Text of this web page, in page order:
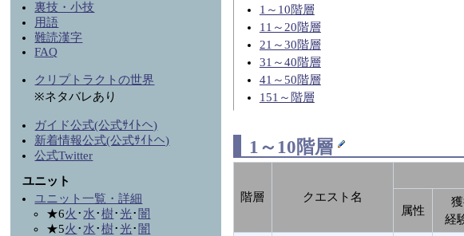
1～10階層
11～20階層
21～30階層
31～40階層
41～50階層
151～階層
1～10階層
階層 クエスト名
属性
経
裏技・小技
用語
難読漢字
FAQ
クリプトラクトの世界
※ネタバレあり
ガイド公式(公式ｻｲﾄへ)
新着情報公式(公式ｻｲﾄへ)
公式Twitter
ユニット
ユニット一覧・詳細
★6火 ･ 水 ･樹･光･ 闇
★5火 ･ 水 ･樹･光･ 闇